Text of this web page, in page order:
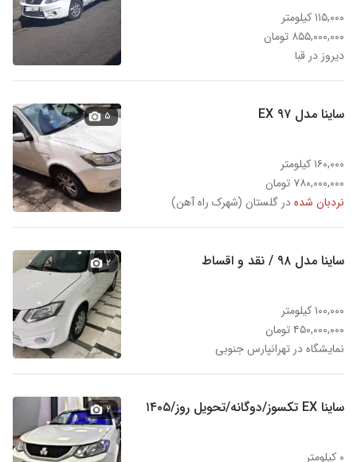
۱۱۵,۰۰۰ کیلومتر
۸۵۵,۰۰۰,۰۰۰ تومان
دیروز در قبا
ساینا مدل ۹۷ EX
۱۶۰,۰۰۰ کیلومتر
۷۸۰,۰۰۰,۰۰۰ تومان
نردبان شدهدر گلستان (شهرک راه آهن)
۵
ساینا مدل ۹۸ / نقد و اقساط
۱۰۰,۰۰۰ کیلومتر
۴۵۰,۰۰۰,۰۰۰ تومان
نمایشگاه در تهرانپارس جنوبی
۲
ساینا EX تکسوز/دوگانه/تحویل روز/۱۴۰۵
۰ کیلومتر
۲